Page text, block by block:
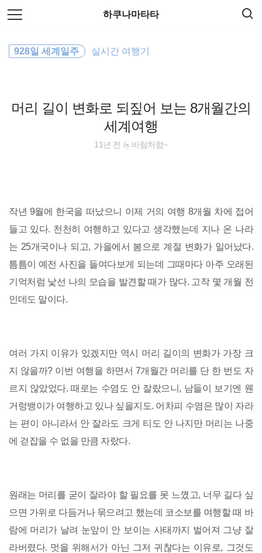
본
문
바
로
하쿠나마타타
머리 길이 변화로 되짚어 보는 8개월간의
세계여행
928일 세계일주 실시간 여행기
11년 전 by바람처럼~
작년 9월에 한국을 떠났으니 이제 거의 여행 8개월 차에 접어
들고 있다. 천천히 여행하고 있다고 생각했는데 지나 온 나라
는 25개국이나 되고, 가을에서 봄으로 계절 변화가 일어났다.
틈틈이 예전 사진을 들여다보게 되는데 그때마다 아주 오래된
기억처럼 낯선 나의 모습을 발견할 때가 많다. 고작 몇 개월 전
인데도 말이다.
여러 가지 이유가 있겠지만 역시 머리 길이의 변화가 가장 크
지 않을까? 이번 여행을 하면서 7개월간 머리를 단 한 번도 자
르지 않았었다. 때로는 수염도 안 잘랐으니, 남들이 보기엔 웬
거렁뱅이가 여행하고 있나 싶을지도. 어차피 수염은 많이 자라
는 편이 아니라서 안 잘라도 크게 티도 안 나지만 머리는 나중
에 걷잡을 수 없을 만큼 자랐다.
원래는 머리를 굳이 잘라야 할 필요를 못 느꼈고, 너무 길다 싶
으면 가위로 다듬거나 묶으려고 했는데 코소보를 여행할 때 바
람에 머리가 날려 눈앞이 안 보이는 사태까지 벌어져 그냥 잘
라버렸다. 멋을 위해서가 아닌 그저 귀찮다는 이유로, 그것도
색
travel
일본
동남아
호주